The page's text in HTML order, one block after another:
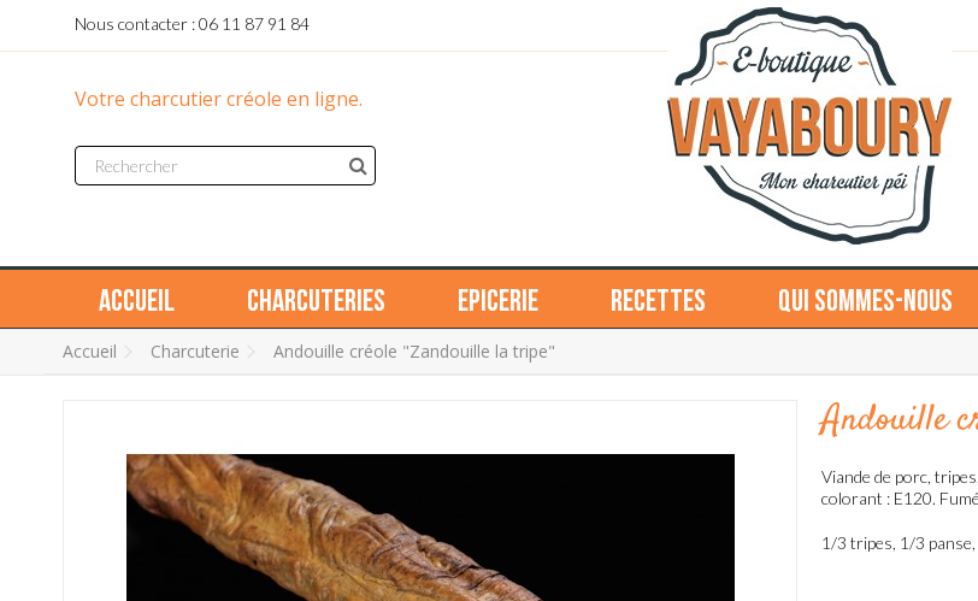
Nous contacter : 06 11 87 91 84
Votre charcutier créole en ligne.
Accueil Charcuteries Epicerie Recettes Qui sommes-nous
Accueil Charcuterie Andouille créole "Zandouille la tripe"
Andouille
Viande de porc,
colorant : E120.
1/3 tripes, 1/3